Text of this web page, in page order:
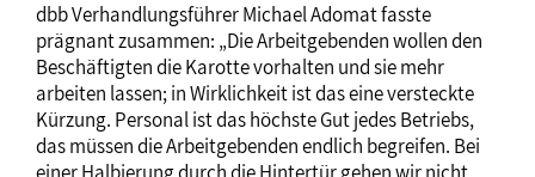
dbb Verhandlungsführer Michael Adomat fasste
prägnant zusammen: „Die Arbeitgebenden wollen den
Beschäftigten die Karotte vorhalten und sie mehr
arbeiten lassen; in Wirklichkeit ist das eine versteckte
Kürzung. Personal ist das höchste Gut jedes Betriebs,
das müssen die Arbeitgebenden endlich begreifen. Bei